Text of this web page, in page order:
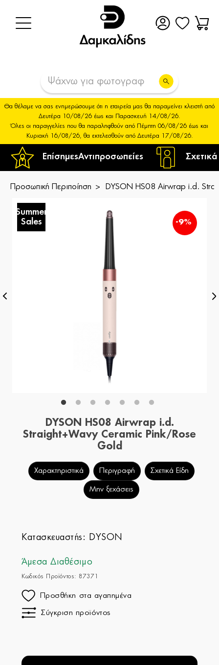
ΕπίσημεςΑντιπροσωπείες
Θα θέλαμε να σας ενημερώσουμε ότι η εταιρεία μας θα παραμείνει κλειστή από
Δευτέρα 10/08/26 έως και Παρασκευή 14/08/26.
Όλες οι παραγγελίες που θα παραληφθούν από Πέμπτη 06/08/26 έως και
Κυριακή 16/08/26, θα εκτελεσθούν από Δευτέρα 17/08/26.
Προσωπική Περιποίηση DYSON HS08 Airwrap i.d.
Summer
Sales
-9%
DYSON HS08 Airwrap i.d.
Straight+Wavy Ceramic Pink/Rose
Gold
Χαρακτηριστικά Περιγραφή Σχετικά Είδη
Μην ξεχάσεις
Κατασκευαστής: DYSON
Άμεσα Διαθέσιμο
Κωδικός Προϊόντος: 87371
Προσθήκη στα αγαπημένα
Σύγκριση προϊόντος